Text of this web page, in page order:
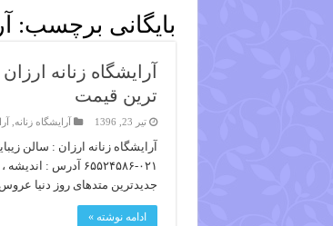
بایگانی برچسب:
آرایشگاه زنانه
ترین قیمت
تیر 23, 1396 آرایشگاه زنانه ,
جدیدترین متدهای روز دنیا
ادامه نوشته »